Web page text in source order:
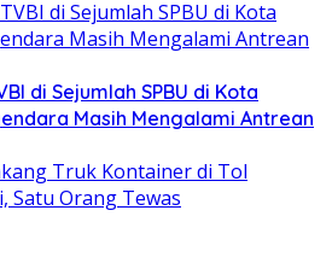
di Sejumlah SPBU di Kota
Masih Mengalami Antrean